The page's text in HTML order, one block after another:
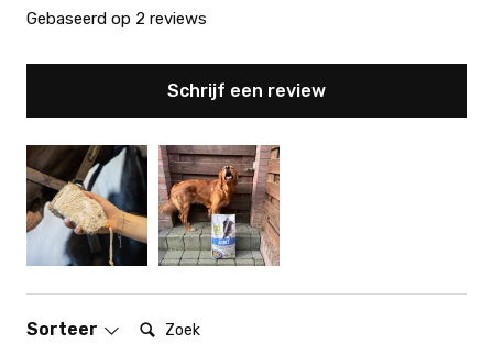
Gebaseerd op 2 reviews
Schrijf een review
Sorteer Zoek: